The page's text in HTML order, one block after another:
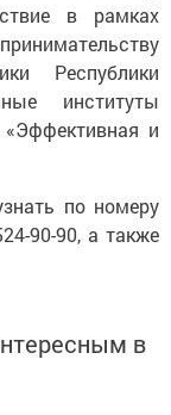
в рамках
Республики
институты
«Эффективная и
по номеру
90-90, а также
в